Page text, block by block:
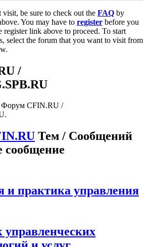
be sure to check out the FAQ by
You may have to register before you
register link above to proceed. To start
select the forum that you want to visit from
/
Форум CFIN.RU /
Тем / Сообщений
сообщение
и практика управления